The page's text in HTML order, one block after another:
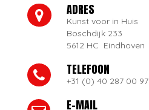
ADRES
Kunst voor in Huis
Boschdijk 233
5612 HC Eindhoven
TELEFOON
+31 (0) 40 287 00 97
E-MAIL